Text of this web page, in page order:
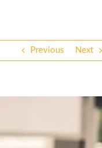
Previous Next